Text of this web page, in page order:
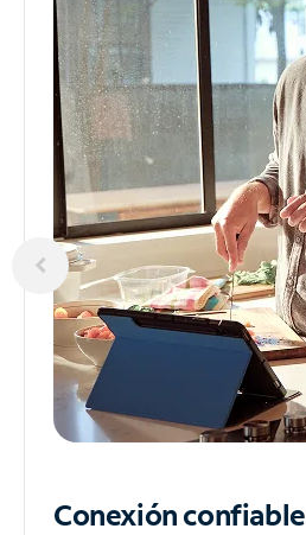
Conexión confiable